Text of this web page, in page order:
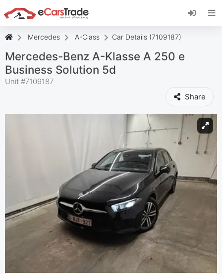
Instale a aplicação web eCarsTrade, adicione-a
ao seu ecrã inicial e receba atualizações
Mercedes A-Class Car Details (7109187)
Mercedes-Benz A-Klasse A 250 e
Business Solution 5d
Unit #7109187
Share